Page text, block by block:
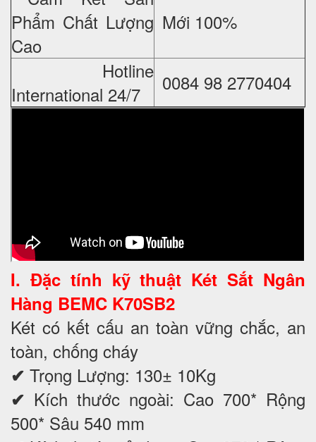
Phẩm Chất Lượng
Cao
Mới 100%
Hotline
International 24/7
0084 98 2770404
I. Đặc tính kỹ thuật Két Sắt Ngân
Hàng BEMC K70SB2
Két có kết cấu an toàn vững chắc, an
toàn, chống cháy
✔ Trọng Lượng: 130± 10Kg
✔ Kích thước ngoài: Cao 700* Rộng
500* Sâu 540 mm